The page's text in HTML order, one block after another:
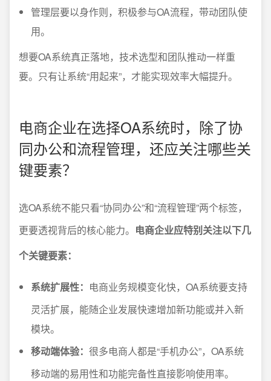
管理层要以身作则，积极参与OA流程，带动团队使
用。
想要OA系统真正落地，技术选型和团队推动一样重
要。只有让系统“用起来”，才能实现效率大幅提升。
电商企业在选择OA系统时，除了协
同办公和流程管理，还应关注哪些关
键要素？
选OA系统不能只看“协同办公”和“流程管理”两个标签，
更要透视背后的核心能力。 电商企业应特别关注以下几
个关键要素：
系统扩展性： 电商业务规模变化快，OA系统要支持
灵活扩展，能随企业发展快速增加新功能或并入新
模块。
移动端体验： 很多电商人都是“手机办公”，OA系统
移动端的易用性和功能完备性直接影响使用率。